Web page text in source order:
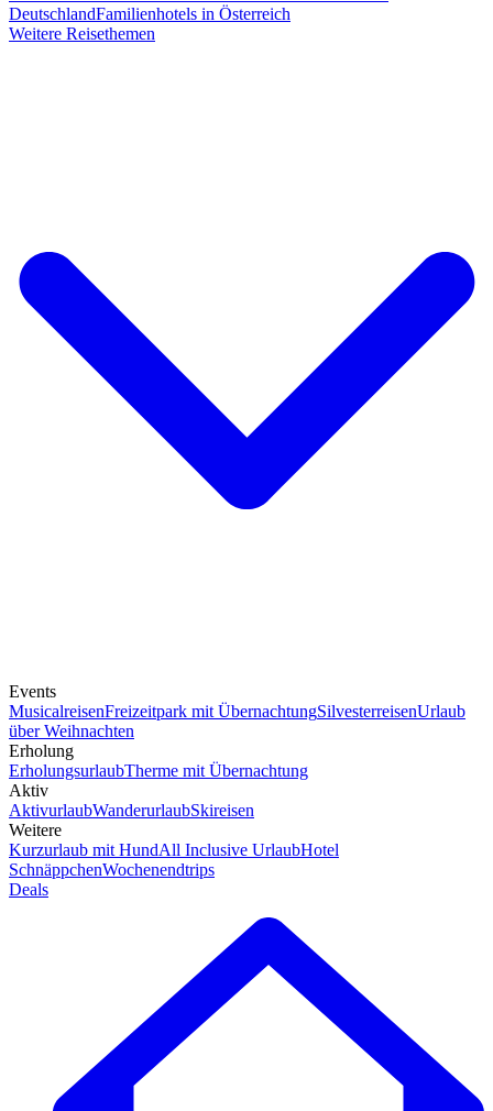
DeutschlandFamilienhotels in Österreich
Weitere Reisethemen
Events
MusicalreisenFreizeitpark mit ÜbernachtungSilvesterreisenUrlaub
über Weihnachten
Erholung
ErholungsurlaubTherme mit Übernachtung
Aktiv
AktivurlaubWanderurlaubSkireisen
Weitere
Kurzurlaub mit HundAll Inclusive UrlaubHotel
SchnäppchenWochenendtrips
Deals